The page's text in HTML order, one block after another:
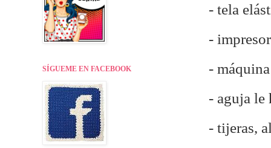
- tela
-
-
- aguja le
- tijeras,
SÍGUEME EN FACEBOOK